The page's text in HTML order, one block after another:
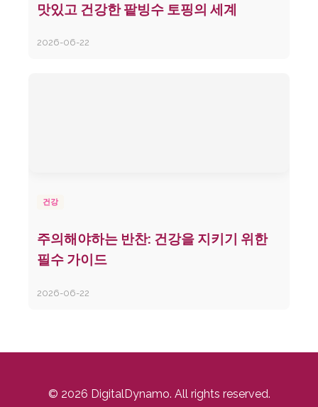
맛있고 건강한 팥빙수 토핑의 세계
2026-06-22
건강
주의해야하는 반찬: 건강을 지키기 위한
필수 가이드
2026-06-22
© 2026 DigitalDynamo. All rights reserved.